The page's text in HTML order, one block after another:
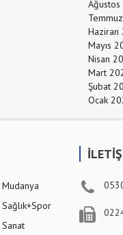
Haziran
Mayıs
Nisan
Mart
Şubat
Ocak
Mudanya
Sağlık+Spor
Sanat